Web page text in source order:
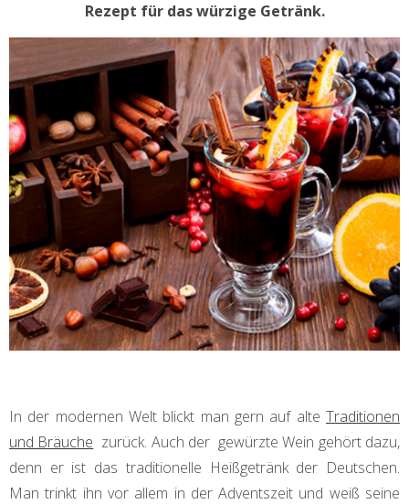
Rezept für das würzige Getränk.
In der modernen Welt blickt man gern auf alte Traditionen
und Bräuche zurück. Auch der gewürzte Wein gehört dazu,
denn er ist das traditionelle Heißgetränk der Deutschen.
Man trinkt ihn vor allem in der Adventszeit und weiß seine